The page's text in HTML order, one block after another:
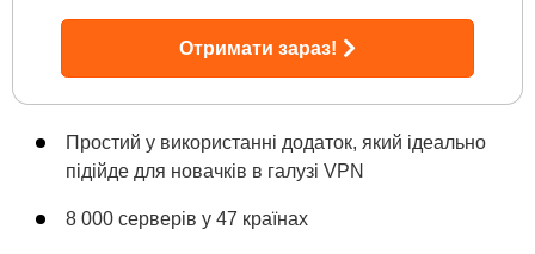
Отримати зараз!
Простий у використанні додаток, який ідеально
підійде для новачків в галузі VPN
8 000 серверів у 47 країнах